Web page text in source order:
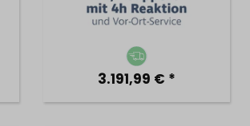
3.191,99 € *